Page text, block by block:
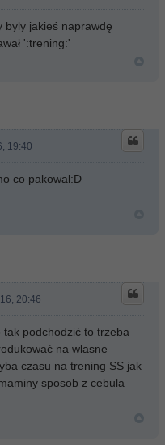
byly jakieś naprawdę
':trening:'
19:40
co pakowal:D
20:46
podchodzić to trzeba
na wlasne
czasu na trening SS jak
sposob z cebula